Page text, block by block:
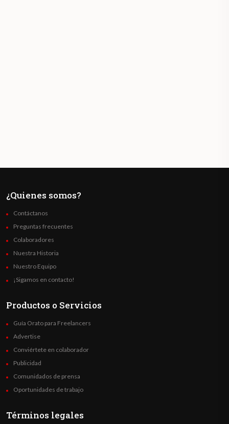
¿Quienes somos?
Contáctanos
Preguntas frecuentes
Colaboradores
Nuestra Historia
Nuestro Equipo
¡Sigamos en contacto!
Productos o Servicios
Guía Orato para Freelancers
Advertise
Conviértete en colaborador
Publicidad
Comunidados de prensa
Oportunidades de trabajo
Términos legales